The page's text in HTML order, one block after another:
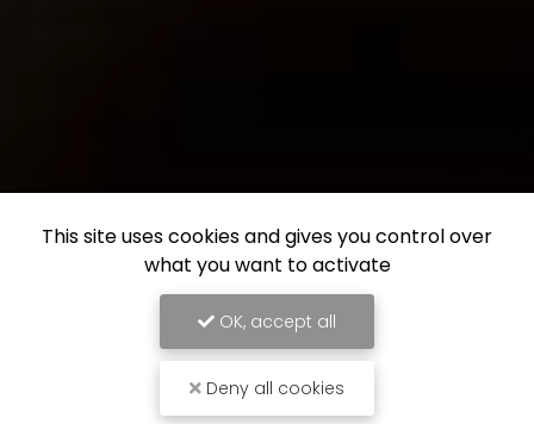
This site uses cookies and gives you control over
what you want to activate
OK, accept all
Deny all cookies